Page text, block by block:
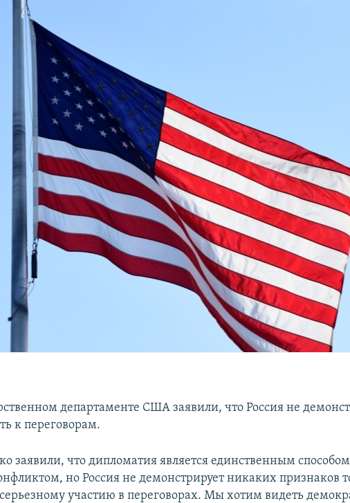
департаменте США заявили, что Россия не
к переговорам.
заявили, что дипломатия является единственным
но Россия не демонстрирует никаких признаков
серьезному участию в переговорах. Мы хотим видеть